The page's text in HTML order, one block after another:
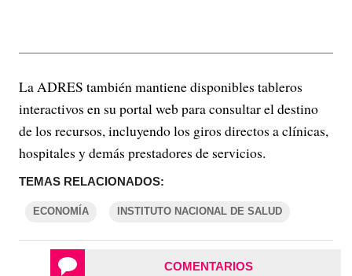
La ADRES también mantiene disponibles tableros
interactivos en su portal web para consultar el destino
de los recursos, incluyendo los giros directos a clínicas,
hospitales y demás prestadores de servicios.
TEMAS RELACIONADOS:
ECONOMÍA INSTITUTO NACIONAL DE SALUD
COMENTARIOS